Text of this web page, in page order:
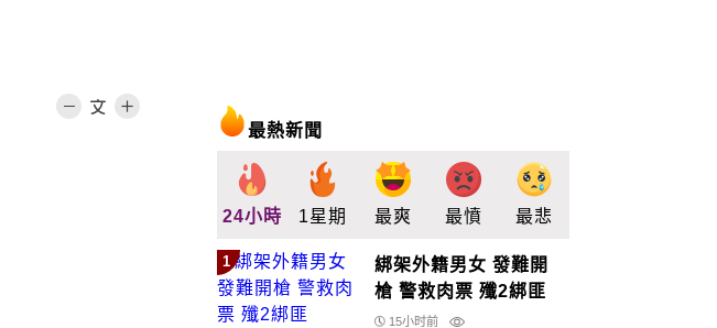
最熱新聞
24小時 1星期 最爽 最憤 最悲
1
綁架外籍男女 發難開
槍 警救肉票 殲2綁匪
15小时前